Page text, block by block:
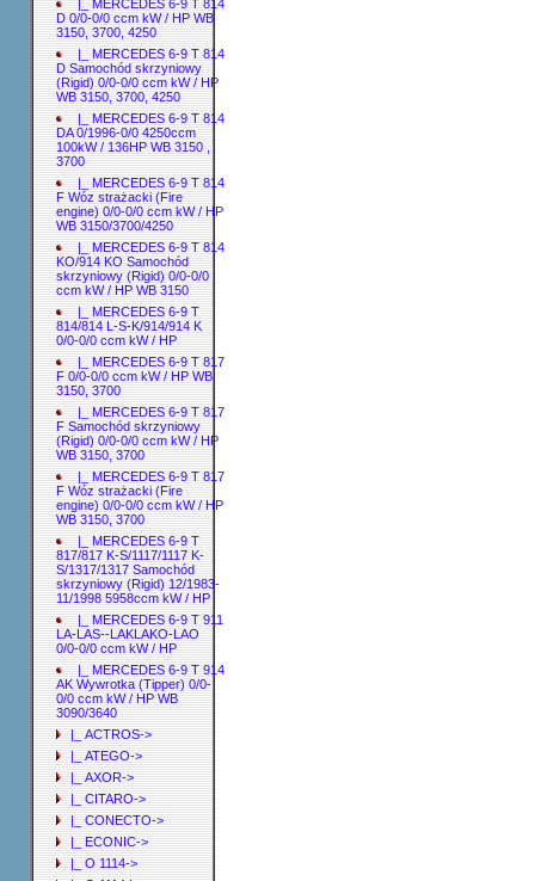
|_ MERCEDES 6-9 T 814
D 0/0-0/0 ccm kW / HP WB
3150, 3700, 4250
|_ MERCEDES 6-9 T 814
D Samochód skrzyniowy
(Rigid) 0/0-0/0 ccm kW / HP
WB 3150, 3700, 4250
|_ MERCEDES 6-9 T 814
DA 0/1996-0/0 4250ccm
100kW / 136HP WB 3150 ,
3700
|_ MERCEDES 6-9 T 814
F Wóz strażacki (Fire
engine) 0/0-0/0 ccm kW / HP
WB 3150/3700/4250
|_ MERCEDES 6-9 T 814
KO/914 KO Samochód
skrzyniowy (Rigid) 0/0-0/0
ccm kW / HP WB 3150
|_ MERCEDES 6-9 T
814/814 L-S-K/914/914 K
0/0-0/0 ccm kW / HP
|_ MERCEDES 6-9 T 817
F 0/0-0/0 ccm kW / HP WB
3150, 3700
|_ MERCEDES 6-9 T 817
F Samochód skrzyniowy
(Rigid) 0/0-0/0 ccm kW / HP
WB 3150, 3700
|_ MERCEDES 6-9 T 817
F Wóz strażacki (Fire
engine) 0/0-0/0 ccm kW / HP
WB 3150, 3700
|_ MERCEDES 6-9 T
817/817 K-S/1117/1117 K-
S/1317/1317 Samochód
skrzyniowy (Rigid) 12/1983-
11/1998 5958ccm kW / HP
|_ MERCEDES 6-9 T 911
LA-LAS--LAKLAKO-LAO
0/0-0/0 ccm kW / HP
|_ MERCEDES 6-9 T 914
AK Wywrotka (Tipper) 0/0-
0/0 ccm kW / HP WB
3090/3640
|_ ACTROS->
|_ ATEGO->
|_ AXOR->
|_ CITARO->
|_ CONECTO->
|_ ECONIC->
|_ O 1114->